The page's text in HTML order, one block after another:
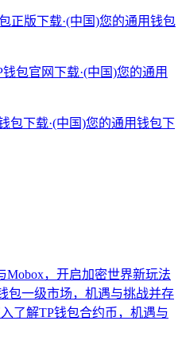
正版下载·(中国)您的通用钱包
包官网下载·(中国)您的通用
包下载·(中国)您的通用钱包下
Mobox，开启加密世界新玩法
包一级市场，机遇与挑战并存
了解TP钱包合约币，机遇与